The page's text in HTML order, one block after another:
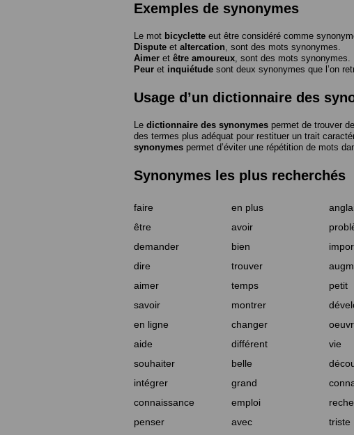
Exemples de synonymes
Le mot bicyclette eut être considéré comme
Dispute et altercation, sont des mots synonymes.
Aimer et être amoureux, sont des mots synonymes.
Peur et inquiétude sont deux synonymes que l’on
Usage d’un dictionnaire des
Le dictionnaire des synonymes permet de trouver
des termes plus adéquat pour restituer un trait
synonymes permet d’éviter une répétition de mots
Synonymes les plus recherchés
faire en plus
être
avoir
demander
bien
dire
trouver
aimer
temps petit
savoir
montrer
en ligne
changer
aide
différent vie
souhaiter
belle
intégrer
grand
connaissance
emploi
penser
avec triste